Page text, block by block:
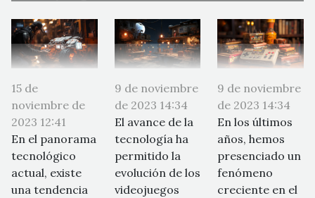
15 de
noviembre de
2023 12:41
En el panorama
tecnológico
actual, existe
una tendencia
9 de noviembre
de 2023 14:34
El avance de la
tecnología ha
permitido la
evolución de los
videojuegos
9 de noviembre
de 2023 14:34
En los últimos
años, hemos
presenciado un
fenómeno
creciente en el